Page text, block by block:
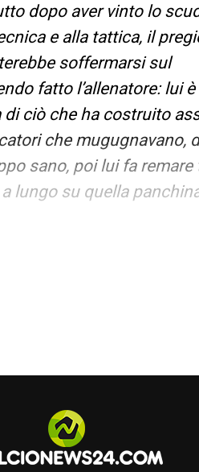
dopo aver vinto lo
e alla tattica, il
soffermarsi sul
fatto l’allenatore: lui è
ciò che ha costruito
che mugugnavano,
sano, poi lui fa
lungo su quella
pensa prima alla
di più il fatto che sia